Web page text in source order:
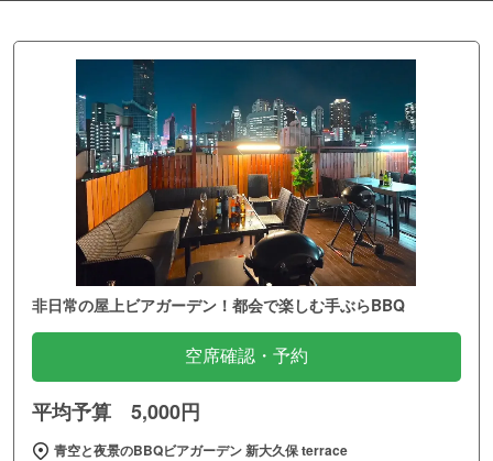
非日常の屋上ビアガーデン！都会で楽しむ手ぶらBBQ
空席確認・予約
平均予算 5,000円
青空と夜景のBBQビアガーデン 新大久保 terrace